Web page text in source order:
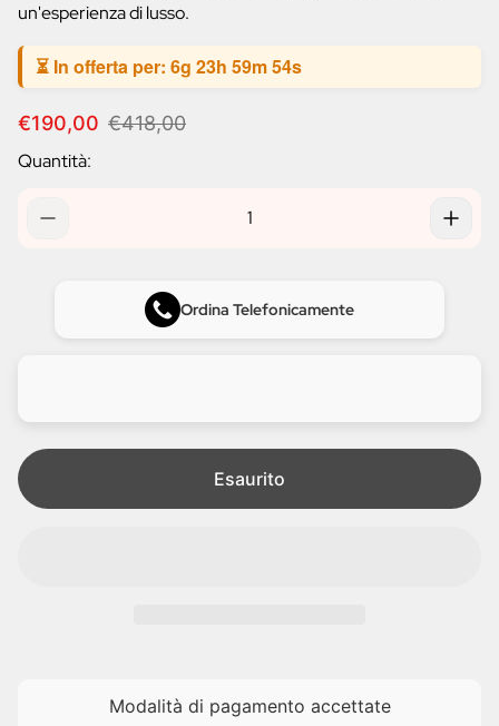
un'esperienza di lusso.
⏳ In offerta per: 6g 23h 59m 53s
P
e
€190,00 P
€418,00
Quantità:
Ordina Telefonicamente
Esaurito
Modalità di pagamento accettate